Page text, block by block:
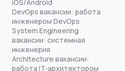
iOS/Android
DevOps вакансии: работа
инженером DevOps
System Engineering
вакансии: системная
инженерия
Architecture вакансии:
работа IT-архитектором